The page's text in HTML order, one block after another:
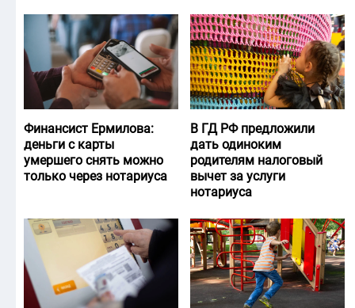
Финансист Ермилова:
деньги с карты
умершего снять можно
только через нотариуса
В ГД РФ предложили
дать одиноким
родителям налоговый
вычет за услуги
нотариуса